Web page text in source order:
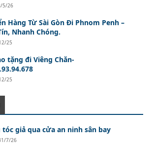
5/26
Hàng Từ Sài Gòn Đi Phnom Penh –
Nhanh Chóng.
25
tặng đi Viêng Chăn-
25
giả qua cửa an ninh sân bay
7/26